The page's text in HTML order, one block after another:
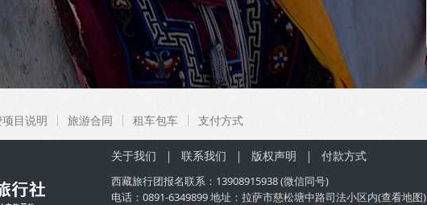
项目说明 旅游合同 租车包车 支付方式
关于我们 联系我们 版权声明 付款方式
西藏旅行团报名联系： 13908915938(微信同号)
电话：0891-6349899 地址：拉萨市慈松塘中路司法小区内(查看地图)